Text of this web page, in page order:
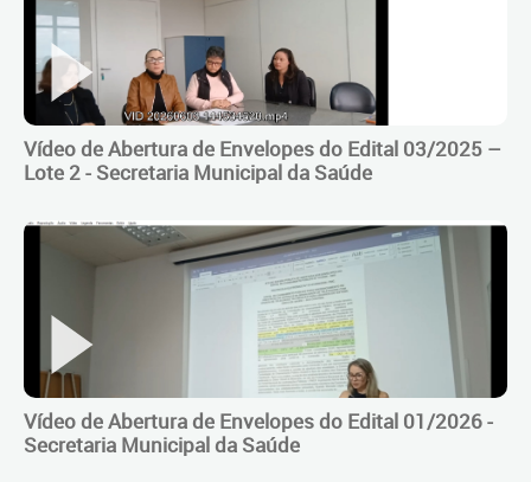
Vídeo de Abertura de Envelopes do Edital 03/2025 –
Lote 2 - Secretaria Municipal da Saúde
Vídeo de Abertura de Envelopes do Edital 01/2026 -
Secretaria Municipal da Saúde